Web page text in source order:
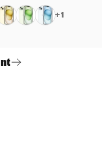
VertBleu claire
+1